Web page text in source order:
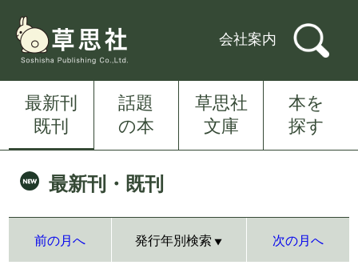
会社案内
最新刊
既刊
話題
の本
草思社
文庫
本を
探す
最新刊・既刊
前の月へ 発行年別検索 次の月へ